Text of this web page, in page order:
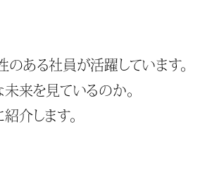
のある社員が活躍しています。
未来を見ているのか。
介します。